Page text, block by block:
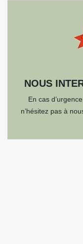
NOUS
En cas
n’hésitez pas à